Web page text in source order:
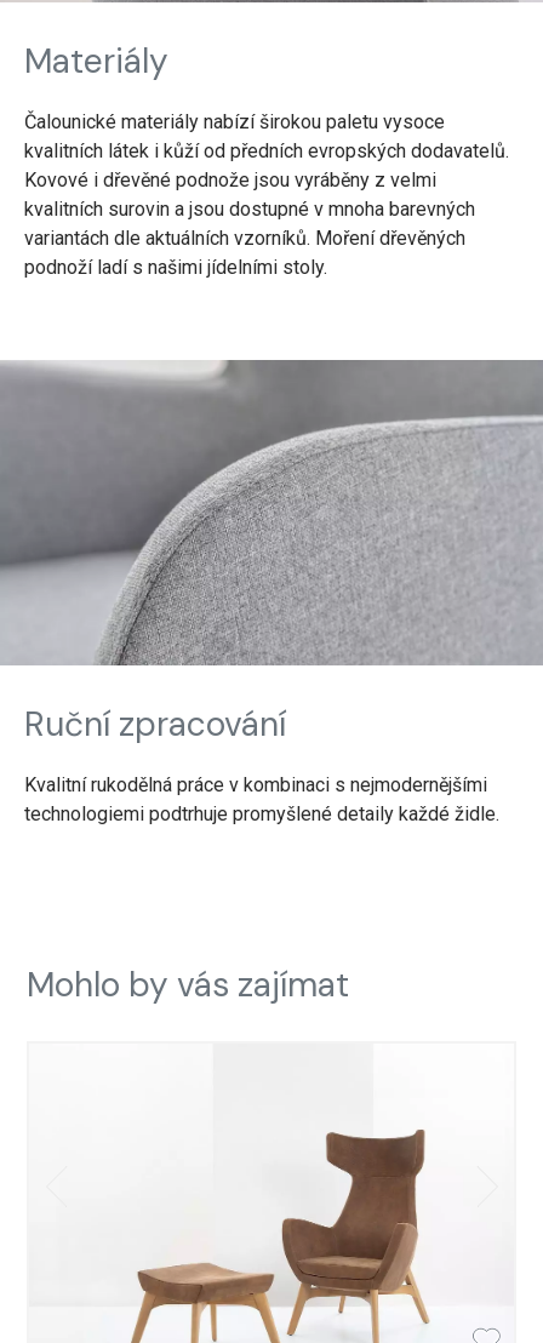
Materiály
Čalounické materiály nabízí širokou paletu vysoce
kvalitních látek i kůží od předních evropských dodavatelů.
Kovové i dřevěné podnože jsou vyráběny z velmi
kvalitních surovin a jsou dostupné v mnoha barevných
variantách dle aktuálních vzorníků. Moření dřevěných
podnoží ladí s našimi jídelními stoly.
Ruční zpracování
Kvalitní rukodělná práce v kombinaci s nejmodernějšími
technologiemi podtrhuje promyšlené detaily každé židle.
Mohlo by vás zajímat